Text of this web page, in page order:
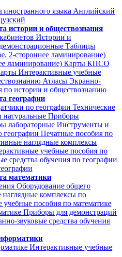
иностранного языка Английский
истории и обществознания
Истории и
Таблицы
2-стороннее ламинирование)
ламинирование) Карты КПСО
Интерактивные учебные
Атласы Экранно-
по истории и обществознанию
географии
по географии Технические
натуральные Приборы
лабораторные Инструменты и
Печатные пособия по
наглядные комплексы
учебные пособия по
средства обучения по географии
математики
Оборудование общего
комплексы по
учебные пособия по математике
Приборы для демонстраций
звуковые средства обучения
Интерактивные учебные